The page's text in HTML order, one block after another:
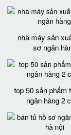
nhà máy sản
sơ ngân
top 50 sản phẩm
ngân hàng 2